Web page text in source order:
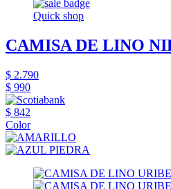
Quick shop
CAMISA DE LINO
$ 2.790
$ 990
$ 842
Color